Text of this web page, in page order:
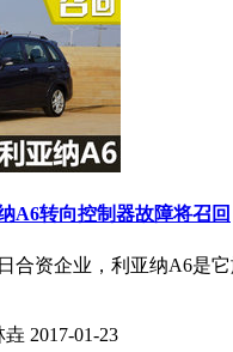
A6转向控制器故障将召回
合资企业，利亚纳A6是
垚 2017-01-23